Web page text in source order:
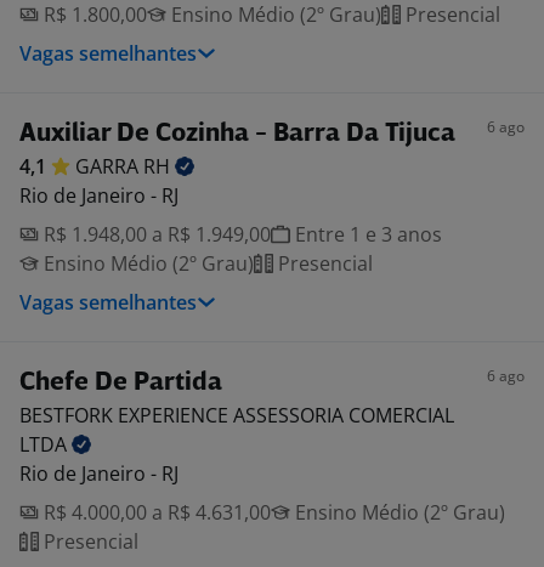
R$ 1.800,00
Ensino Médio (2º Grau)
Presencial
Vagas semelhantes
Auxiliar De Cozinha - Barra Da Tijuca 6 ago
4,1 GARRA RH
Rio de Janeiro - RJ
R$ 1.948,00 a R$ 1.949,00
Entre 1 e 3 anos
Ensino Médio (2º Grau)
Presencial
Vagas semelhantes
Chefe De Partida 6 ago
BESTFORK EXPERIENCE ASSESSORIA COMERCIAL
LTDA
Rio de Janeiro - RJ
R$ 4.000,00 a R$ 4.631,00
Ensino Médio (2º Grau)
Presencial